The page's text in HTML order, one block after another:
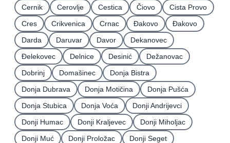
Cernik
Cerovlje Cestica Čiovo
Cista Provo
Cres
Crikvenica Crnac Đakovo
Ðakovo
Darda
Daruvar Davor
Dekanovec
Ðelekovec
Delnice Desinić
Dežanovac
Dobrinj
Domašinec
Donja Bistra
Donja Dubrava
Donja Motičina
Donja Pušća
Donja Stubica
Donja Voća
Donji Andrijevci
Donji Humac
Donji Kraljevec
Donji Miholjac
Donji Muć
Donji Proložac
Donji Seget